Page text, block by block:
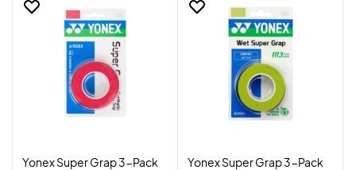
Yonex Super Grap 3-Pack
Yonex Super Grap 3-Pack